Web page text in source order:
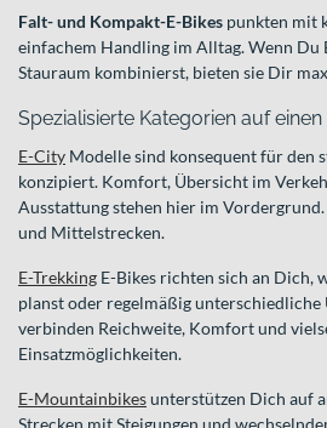
Falt- und Kompakt-E-Bikes punkten mit
einfachem Handling im Alltag. Wenn Du
Stauraum kombinierst, bieten sie Dir
Spezialisierte Kategorien auf einen
E-City Modelle sind konsequent für den
konzipiert. Komfort, Übersicht im
Ausstattung stehen hier im
und Mittelstrecken.
E-Trekking E-Bikes richten sich an Dich,
planst oder regelmäßig unterschiedliche
verbinden Reichweite, Komfort und
Einsatzmöglichkeiten.
E-Mountainbikesunterstützen Dich auf
Strecken mit Steigungen und